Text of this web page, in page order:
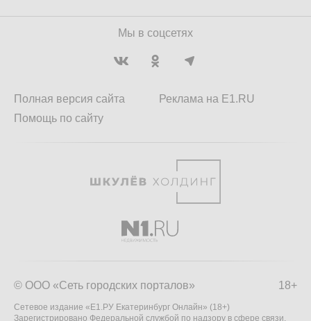
Мы в соцсетях
Полная версия сайта
Помощь по сайту
Реклама на E1.RU
18+
© ООО «Сеть городских порталов»
Сетевое издание «Е1.РУ Екатеринбург Онлайн» (18+)
Зарегистрировано Федеральной службой по надзору в сфере связи,